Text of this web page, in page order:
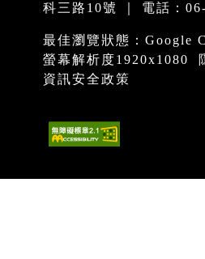
科三路10號 ｜ 電話：
最佳瀏覽狀態：Google
螢幕解析度1920x1080
資訊安全政策